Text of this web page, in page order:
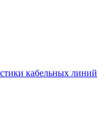
кабельных линий